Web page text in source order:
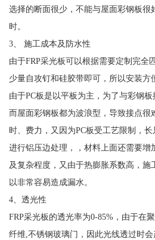
选择的断面很少，不能与屋面彩钢板很
时。
3、 施工成本及防水性
由于FRP采光板可以根据需要定制完全
少量自攻钉和硅胶带即可，所以安装方
由于PC板是以平板为主，为了与彩钢
而屋面彩钢板都为波浪型，导致接点很
时、费力，又因为PC板受工艺限制，
进行铝压边处理，，材料上面还需要增
及复杂程度，又由于热膨胀系数高，施
以非常容易造成漏水。
4、透光性
FRP采光板的透光率为0-85%，由于在
纤维,不锈钢玻璃门，因此光线透过时